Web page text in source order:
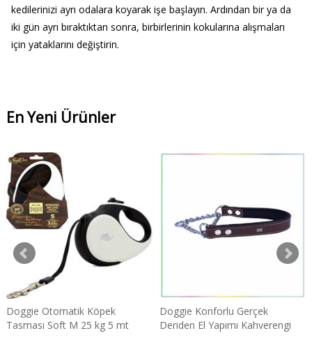
kedilerinizi ayrı odalara koyarak işe başlayın. Ardından bir ya da
iki gün ayrı bıraktıktan sonra, birbirlerinin kokularına alışmaları
için yataklarını değiştirin.
En Yeni Ürünler
Doggie Otomatik Köpek
Tasması Soft M 25 kg 5 mt
Doggie Konforlu Gerçek
Deriden El Yapımı Kahverengi